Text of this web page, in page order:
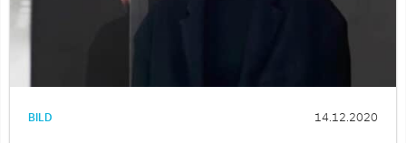
BILD 14.12.2020